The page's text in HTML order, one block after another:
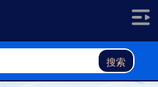
搜索